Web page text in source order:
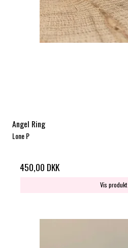
Angel Ring
Lone P
450,00 DKK
Vis produkt